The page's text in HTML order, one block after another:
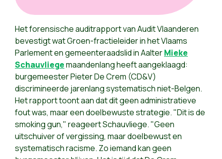
Het forensische auditrapport van Audit Vlaanderen
bevestigt wat Groen-fractieleider in het Vlaams
Parlement en gemeenteraadslid in AalterMieke
Schauvliegemaandenlang heeft aangeklaagd:
burgemeester Pieter De Crem (CD&V)
discrimineerde jarenlang systematisch niet-Belgen.
Het rapport toont aan dat dit geen administratieve
fout was, maar een doelbewuste strategie. "Dit is de
smoking gun," reageert Schauvliege. "Geen
uitschuiver of vergissing, maar doelbewust en
systematisch racisme. Zo iemand kan geen